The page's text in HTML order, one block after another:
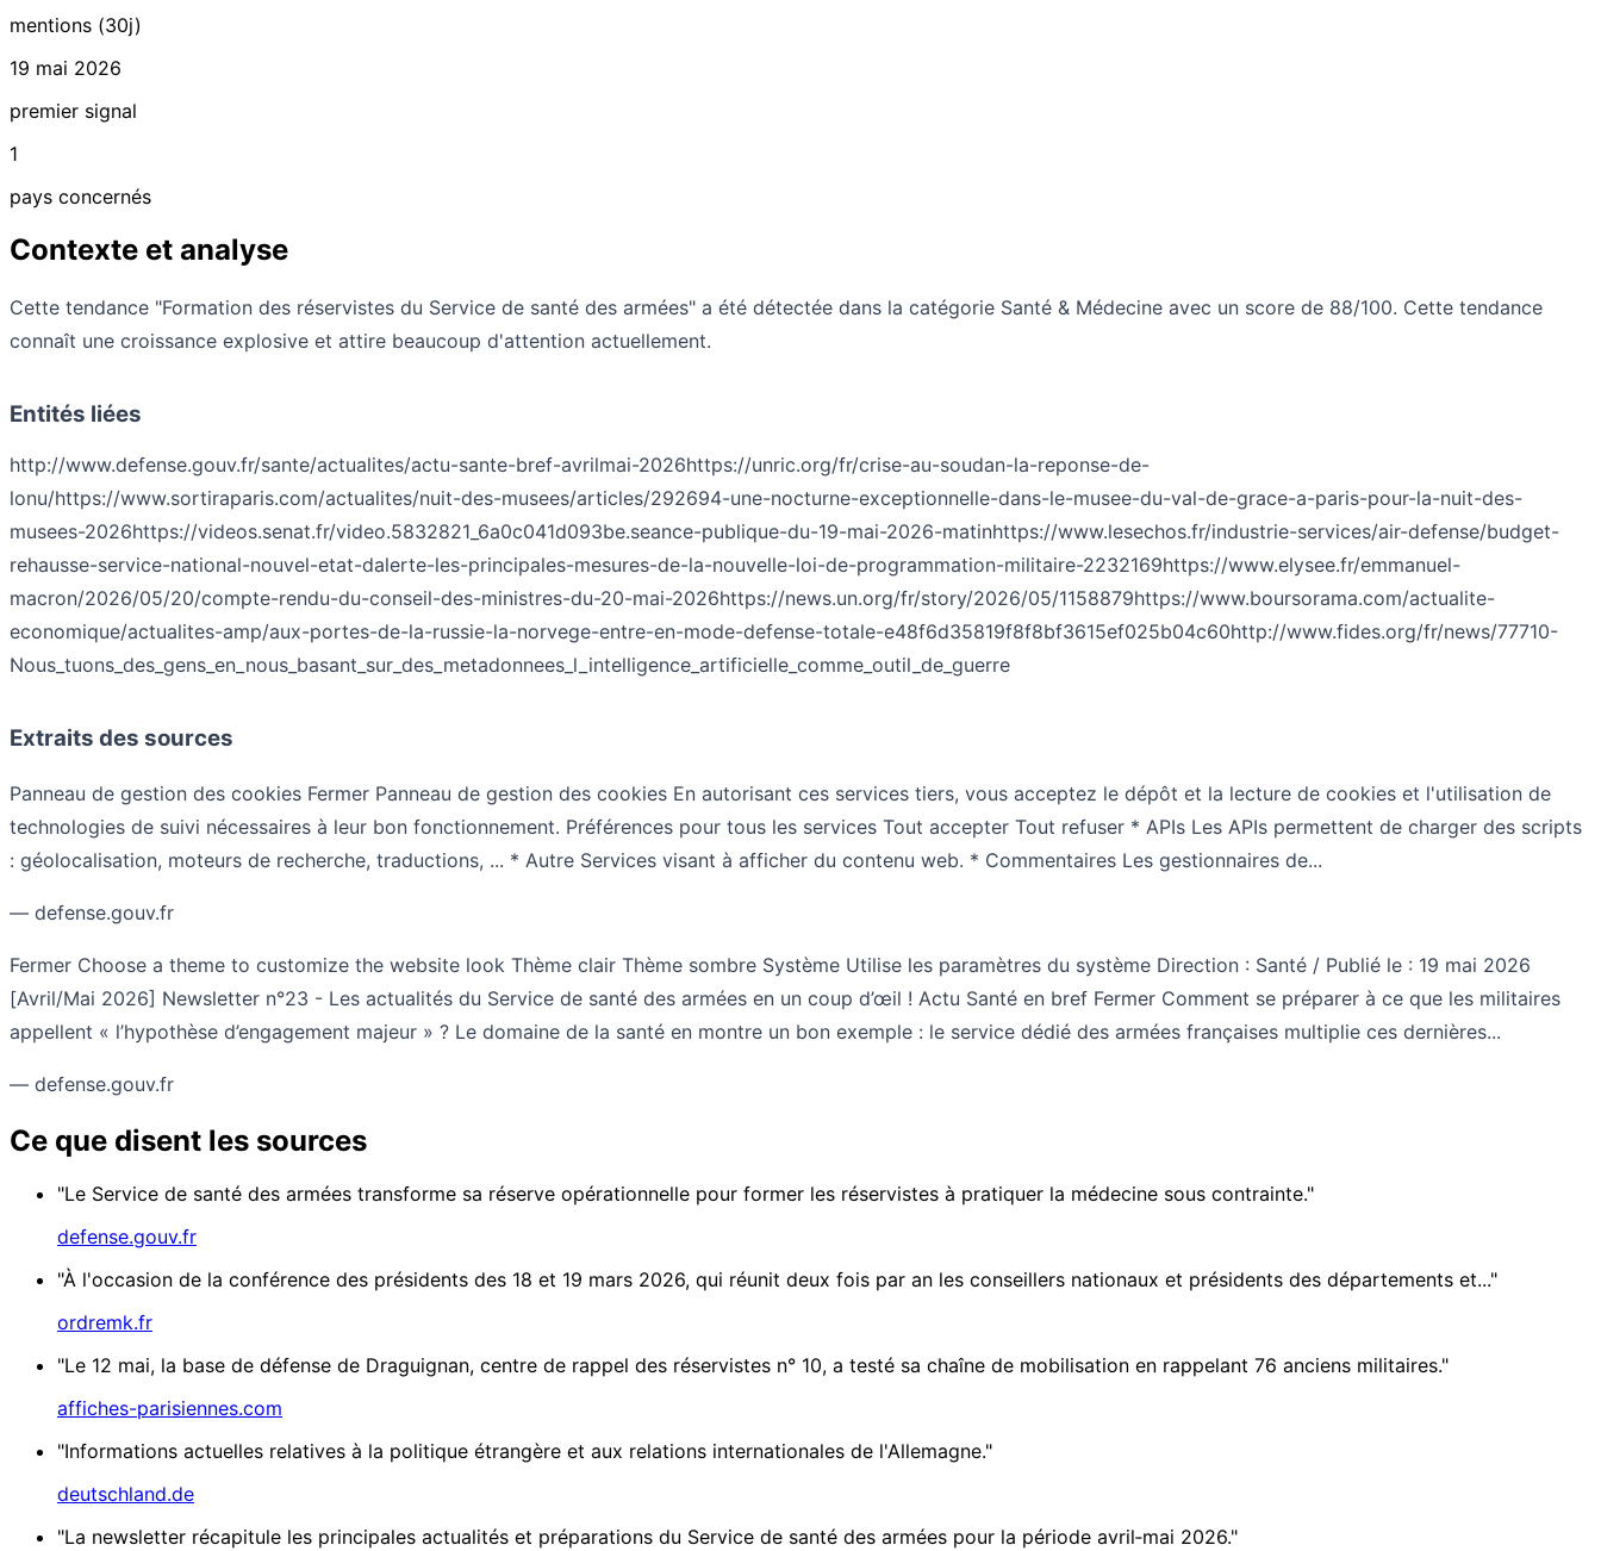
mentions (30j)
19 mai 2026
premier signal
1
pays concernés
Contexte et analyse
Cette tendance "Formation des réservistes du Service de santé des armées" a été détectée dans la catégorie Santé & Médecine avec un score de 88/100. Cette tendance
connaît une croissance explosive et attire beaucoup d'attention actuellement.
Entités liées
http://www.defense.gouv.fr/sante/actualites/actu-sante-bref-avrilmai-2026https://unric.org/fr/crise-au-soudan-la-reponse-de-
lonu/https://www.sortiraparis.com/actualites/nuit-des-musees/articles/292694-une-nocturne-exceptionnelle-dans-le-musee-du-val-de-grace-a-paris-pour-la-nuit-des-
musees-2026https://videos.senat.fr/video.5832821_6a0c041d093be.seance-publique-du-19-mai-2026-matinhttps://www.lesechos.fr/industrie-services/air-defense/budget-
rehausse-service-national-nouvel-etat-dalerte-les-principales-mesures-de-la-nouvelle-loi-de-programmation-militaire-2232169https://www.elysee.fr/emmanuel-
macron/2026/05/20/compte-rendu-du-conseil-des-ministres-du-20-mai-2026https://news.un.org/fr/story/2026/05/1158879https://www.boursorama.com/actualite-
economique/actualites-amp/aux-portes-de-la-russie-la-norvege-entre-en-mode-defense-totale-e48f6d35819f8f8bf3615ef025b04c60http://www.fides.org/fr/news/77710-
Nous_tuons_des_gens_en_nous_basant_sur_des_metadonnees_l_intelligence_artificielle_comme_outil_de_guerre
Extraits des sources
Panneau de gestion des cookies Fermer Panneau de gestion des cookies En autorisant ces services tiers, vous acceptez le dépôt et la lecture de cookies et l'utilisation de
technologies de suivi nécessaires à leur bon fonctionnement. Préférences pour tous les services Tout accepter Tout refuser * APIs Les APIs permettent de charger des scripts
: géolocalisation, moteurs de recherche, traductions, ... * Autre Services visant à afficher du contenu web. * Commentaires Les gestionnaires de...
— defense.gouv.fr
Fermer Choose a theme to customize the website look Thème clair Thème sombre Système Utilise les paramètres du système Direction : Santé / Publié le : 19 mai 2026
[Avril/Mai 2026] Newsletter n°23 - Les actualités du Service de santé des armées en un coup d’œil ! Actu Santé en bref Fermer Comment se préparer à ce que les militaires
appellent « l’hypothèse d’engagement majeur » ? Le domaine de la santé en montre un bon exemple : le service dédié des armées françaises multiplie ces dernières...
— defense.gouv.fr
Ce que disent les sources
"Le Service de santé des armées transforme sa réserve opérationnelle pour former les réservistes à pratiquer la médecine sous contrainte."
defense.gouv.fr
"À l'occasion de la conférence des présidents des 18 et 19 mars 2026, qui réunit deux fois par an les conseillers nationaux et présidents des départements et..."
ordremk.fr
"Le 12 mai, la base de défense de Draguignan, centre de rappel des réservistes n° 10, a testé sa chaîne de mobilisation en rappelant 76 anciens militaires."
affiches-parisiennes.com
"Informations actuelles relatives à la politique étrangère et aux relations internationales de l'Allemagne."
deutschland.de
"La newsletter récapitule les principales actualités et préparations du Service de santé des armées pour la période avril‑mai 2026."